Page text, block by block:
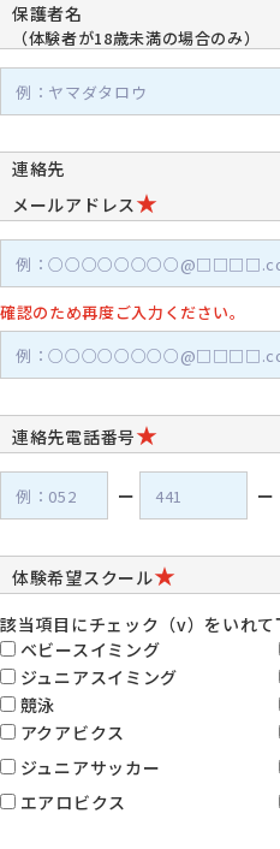
保護者名
（体験者が18歳未満の場合のみ）
連絡先
メールアドレス★
確認のため再度ご入力ください。
連絡先電話番号★
ー ー
体験希望スクール★
該当項目にチェック（v）をいれて
ベビースイミング
ジュニアスイミング
競泳
アクアビクス
ジュニアサッカー
エアロビクス